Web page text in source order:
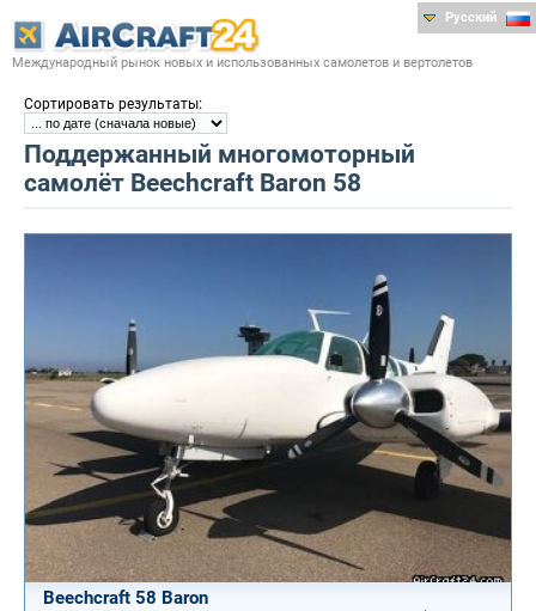
Международный рынок новых и использованных самолетов и вертолетов
Русский
Сортировать результаты:
Поддержанный многомоторный
самолёт Beechcraft Baron 58
Beechcraft 58 Baron